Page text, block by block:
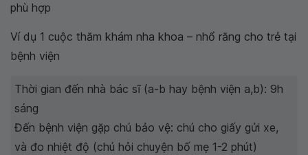
phù hợp
Ví dụ 1 cuộc thăm khám nha khoa – nhổ răng cho trẻ tại
bệnh viện
Thời gian đến nhà bác sĩ (a-b hay bệnh viện a,b): 9h
sáng
Đến bệnh viện gặp chú bảo vệ: chú cho giấy gửi xe,
và đo nhiệt độ (chú hỏi chuyện bố mẹ 1-2 phút)